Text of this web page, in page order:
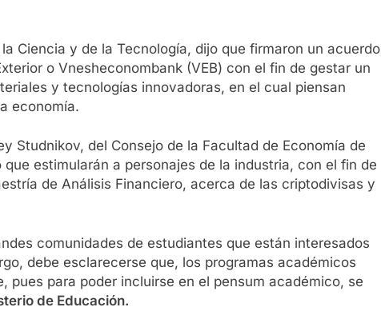
Ciencia y de la Tecnología, dijo que firmaron un acuerdo
o Vnesheconombank (VEB) con el fin de gestar un
y tecnologías innovadoras, en el cual piensan
economía.
Studnikov, del Consejo de la Facultad de Economía de
estimularán a personajes de la industria, con el fin de
de Análisis Financiero, acerca de las criptodivisas y
comunidades de estudiantes que están interesados
debe esclarecerse que, los programas académicos
pues para poder incluirse en el pensum académico, se
de Educación.